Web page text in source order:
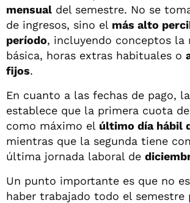
mensual del semestre. No se
de ingresos, sino el más alto
período, incluyendo conceptos la
básica, horas extras habituales o
fijos.
En cuanto a las fechas de pago,
establece que la primera cuota
como máximo el último día hábil
mientras que la segunda tiene
última jornada laboral de
Un punto importante es que no
haber trabajado todo el semestre